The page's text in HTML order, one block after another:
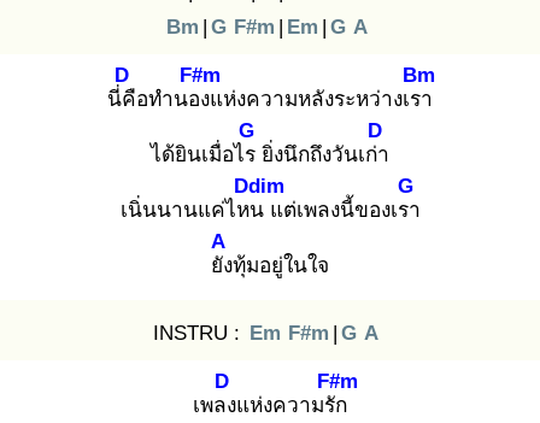
Bm | G F#m | Em | G A
นี่คื
D
อทำนอง
F#m
แห่งความหลังระหว่างเรา
Bm
ได้ยินเมื่อไร
G
ยิ่งนึกถึงวันเก่า
D
เนิ่นนานแค่ไหน
Ddim
แต่เพลงนี้ของเรา
G
ยัง
A
ทุ้มอยู่ในใจ
INSTRU : Em F#m | G A
เพลง
D
แห่งความรัก
F#m